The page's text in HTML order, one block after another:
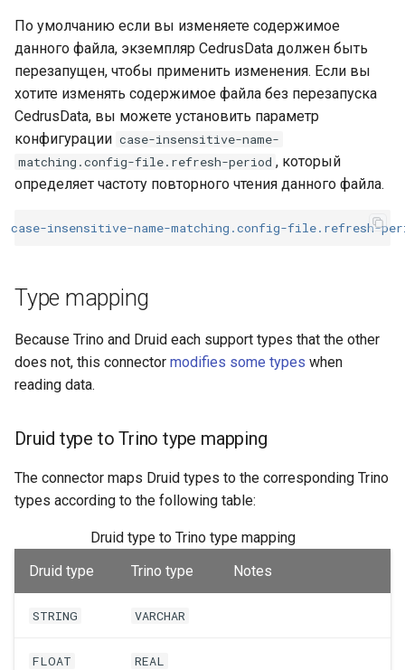
По умолчанию если вы изменяете содержимое
данного файла, экземпляр CedrusData должен быть
перезапущен, чтобы применить изменения. Если вы
хотите изменять содержимое файла без перезапуска
CedrusData, вы можете установить параметр
конфигурации case-insensitive-name-
matching.config-file.refresh-period , который
определяет частоту повторного чтения данного файла.
case-insensitive-name-matching.config-file.refresh-
Type mapping
Because Trino and Druid each support types that the other
does not, this connector modifies some types when
reading data.
Druid type to Trino type mapping
The connector maps Druid types to the corresponding Trino
types according to the following table:
Druid type to Trino type mapping
Druid type
Trino type Notes
STRING VARCHAR
FLOAT REAL